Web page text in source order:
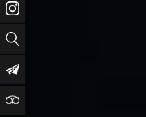
Instagram
Vyhledat
Newsletter
TripAdvisor